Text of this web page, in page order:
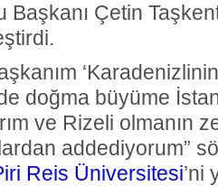
Başkanı Çetin
doğma büyüme
ve Rizeli olmanın
addediyorum”
Reis Üniversitesi’ni